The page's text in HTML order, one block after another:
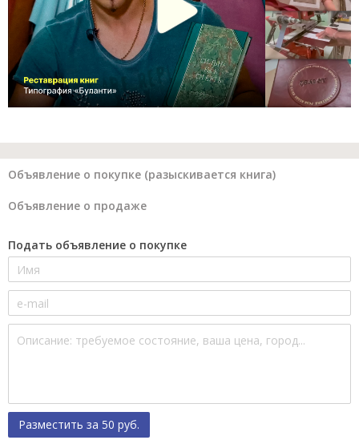
Объявление о покупке (разыскивается книга)
Объявление о продаже
Подать объявление о покупке
Разместить за 50 руб.